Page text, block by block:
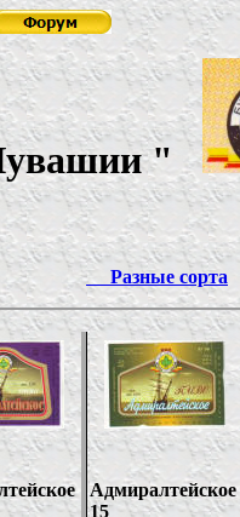
"
Разные сорта